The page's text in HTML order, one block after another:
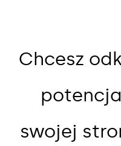
Chcesz
swojej